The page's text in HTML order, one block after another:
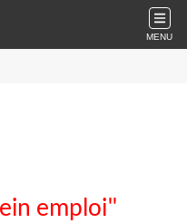
MENU
emploi"